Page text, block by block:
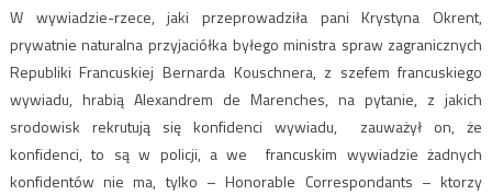
W wywiadzie-rzece, jaki przeprowadziła pani Krystyna Okrent,
prywatnie naturalna przyjaciółka byłego ministra spraw zagranicznych
Republiki Francuskiej Bernarda Kouschnera, z szefem francuskiego
wywiadu, hrabią Alexandrem de Marenches, na pytanie, z jakich
srodowisk rekrutują się konfidenci wywiadu, zauważył on, że
konfidenci, to są w policji, a we francuskim wywiadzie żadnych
konfidentów nie ma, tylko – Honorable Correspondants – ktorzy